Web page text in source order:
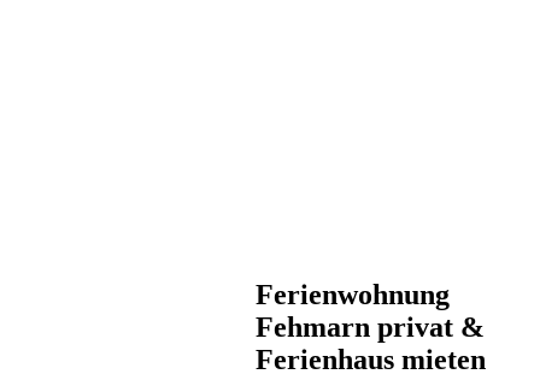
Ferienwohnung
Fehmarn privat &
Ferienhaus mieten